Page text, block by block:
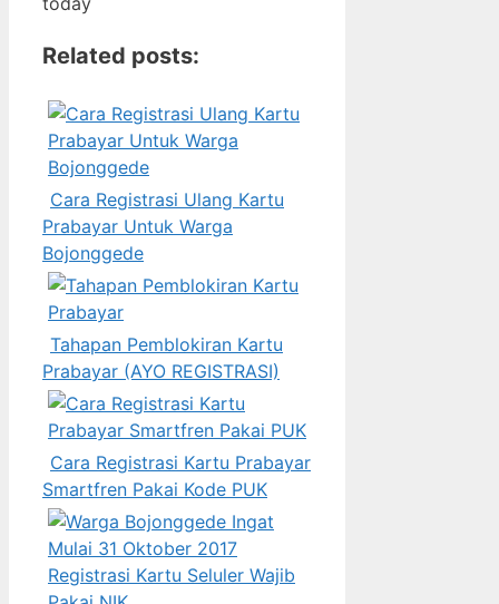
Related posts:
Cara Registrasi Ulang Kartu
Prabayar Untuk Warga
Bojonggede
Tahapan Pemblokiran Kartu
Prabayar (AYO REGISTRASI)
Cara Registrasi Kartu Prabayar
Smartfren Pakai Kode PUK